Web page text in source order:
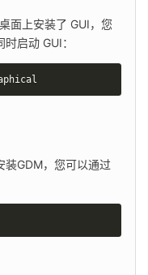
面上安装了 GUI，您
启动 GUI：
装GDM，您可以通过